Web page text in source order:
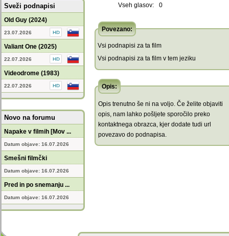
Sveži podnapisi
Old Guy (2024)
23.07.2026
Valiant One (2025)
22.07.2026
Videodrome (1983)
22.07.2026
Novo na forumu
Napake v filmih [Mov ...
Datum objave: 16.07.2026
Smešni filmčki
Datum objave: 16.07.2026
Pred in po snemanju ...
Datum objave: 16.07.2026
Vseh glasov: 0
Povezano:
Vsi podnapisi za ta film
Vsi podnapisi za ta film v tem jeziku
Opis:
Opis trenutno še ni na voljo. Če želite objaviti
opis, nam lahko pošljete sporočilo preko
kontaktnega obrazca, kjer dodate tudi url
povezavo do podnapisa.